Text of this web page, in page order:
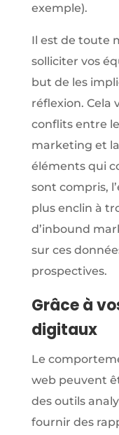
exemple).
Il est de toute
solliciter vos
but de les
réflexion. Cela
conflits entre
marketing et
éléments qui
sont compris,
plus enclin à
d’inbound
sur ces
prospectives.
Grâce à
digitaux
Le
web peuvent
des outils
fournir des